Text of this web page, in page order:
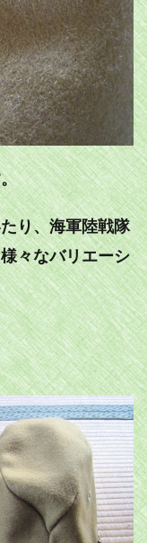
り、海軍陸戦隊
々なバリエーシ